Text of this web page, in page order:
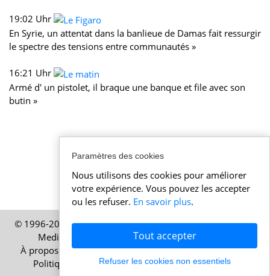
19:02 Uhr
En Syrie, un attentat dans la banlieue de Damas fait ressurgir
le spectre des tensions entre communautés »
16:21 Uhr
Armé d' un pistolet, il braque une banque et file avec son
butin »
© 1996-2026 Actualitesuisse.fr – Une publication de HELP
Media SA, Zurich, Suisse – Tous droits réservés
À propos| Mentions légales|Conditions d’utilisation|
Politique de cookies|Politique de confidentialité
Paramètres des cookies
Nous utilisons des cookies pour améliorer
votre expérience. Vous pouvez les accepter
ou les refuser. En savoir plus.
Tout accepter
Refuser les cookies non essentiels